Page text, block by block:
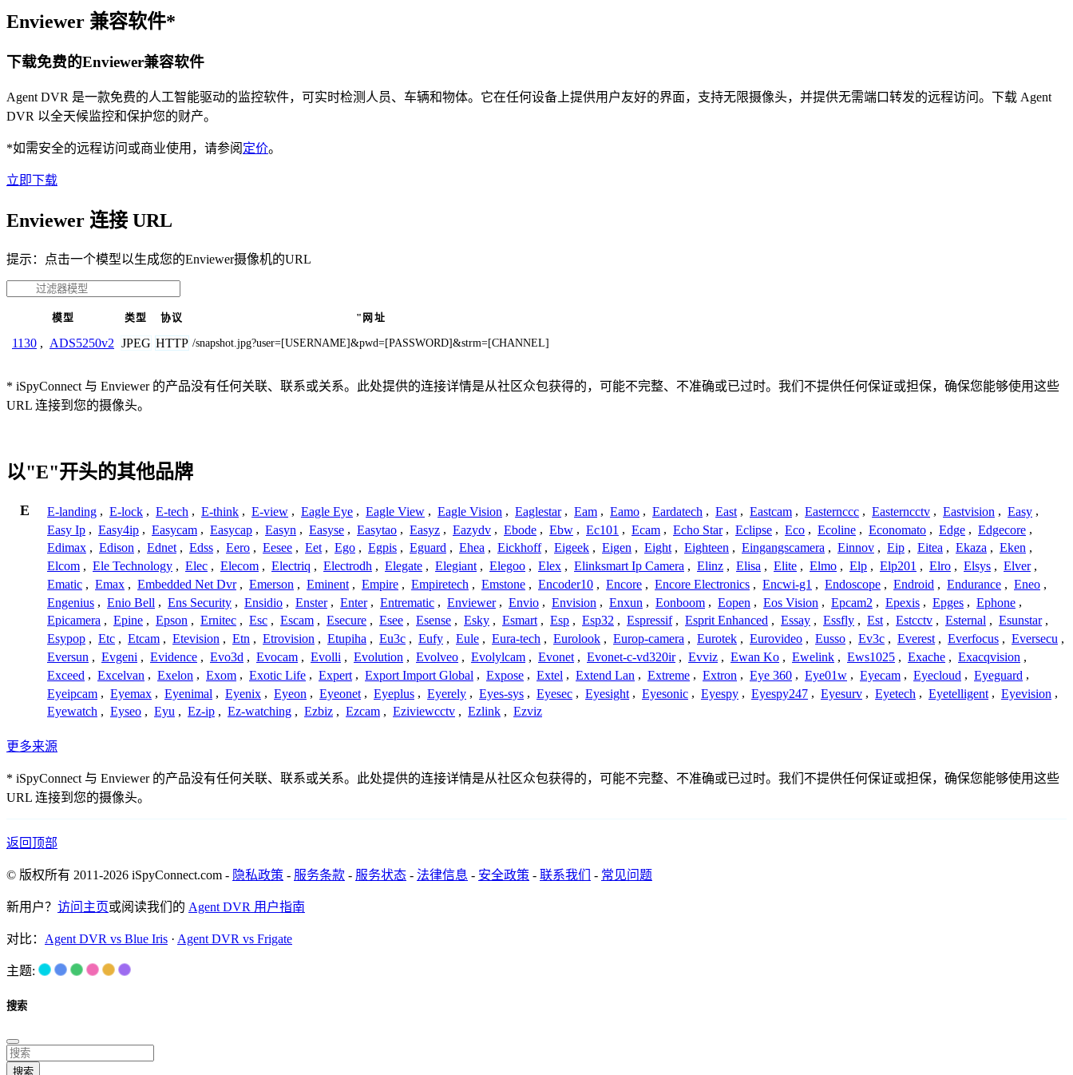
Enviewer 兼容软件*
下载免费的Enviewer兼容软件
Agent DVR 是一款免费的人工智能驱动的监控软件，可实时检测人员、车辆和物体。它在任何设备上提供用户友好的界面，支持无限摄像头，并提供无需端口转发的远程访问。下载 Agent
DVR 以全天候监控和保护您的财产。
*如需安全的远程访问或商业使用，请参阅 定价。
立即下载
Enviewer 连接 URL
提示：点击一个模型以生成您的Enviewer摄像机的URL
模型 类型 协议 "网址
1130 , ADS5250v2 JPEG HTTP /snapshot.jpg?user=[USERNAME]&pwd=[PASSWORD]&strm=[CHANNEL]
* iSpyConnect 与 Enviewer 的产品没有任何关联、联系或关系。此处提供的连接详情是从社区众包获得的，可能不完整、不准确或已过时。我们不提供任何保证或担保，确保您能够使用这些
URL 连接到您的摄像头。
以"E"开头的其他品牌
E E-landing , E-lock , E-tech , E-think , E-view , Eagle Eye , Eagle View , Eagle Vision , Eaglestar , Eam , Eamo , Eardatech , East , Eastcam , Easternccc , Easterncctv , Eastvision , Easy ,
Easy Ip , Easy4ip , Easycam , Easycap , Easyn , Easyse , Easytao , Easyz , Eazydv , Ebode , Ebw , Ec101 , Ecam , Echo Star , Eclipse , Eco , Ecoline , Economato , Edge , Edgecore ,
Edimax , Edison , Ednet , Edss , Eero , Eesee , Eet , Ego , Egpis , Eguard , Ehea , Eickhoff , Eigeek , Eigen , Eight , Eighteen , Eingangscamera , Einnov , Eip , Eitea , Ekaza , Eken ,
Elcom , Ele Technology , Elec , Elecom , Electriq , Electrodh , Elegate , Elegiant , Elegoo , Elex , Elinksmart Ip Camera , Elinz , Elisa , Elite , Elmo , Elp , Elp201 , Elro , Elsys , Elver ,
Ematic , Emax , Embedded Net Dvr , Emerson , Eminent , Empire , Empiretech , Emstone , Encoder10 , Encore , Encore Electronics , Encwi-g1 , Endoscope , Endroid , Endurance , Eneo ,
Engenius , Enio Bell , Ens Security , Ensidio , Enster , Enter , Entrematic , Enviewer , Envio , Envision , Enxun , Eonboom , Eopen , Eos Vision , Epcam2 , Epexis , Epges , Ephone ,
Epicamera , Epine , Epson , Ernitec , Esc , Escam , Esecure , Esee , Esense , Esky , Esmart , Esp , Esp32 , Espressif , Esprit Enhanced , Essay , Essfly , Est , Estcctv , Esternal , Esunstar ,
Esypop , Etc , Etcam , Etevision , Etn , Etrovision , Etupiha , Eu3c , Eufy , Eule , Eura-tech , Eurolook , Europ-camera , Eurotek , Eurovideo , Eusso , Ev3c , Everest , Everfocus , Eversecu ,
Eversun , Evgeni , Evidence , Evo3d , Evocam , Evolli , Evolution , Evolveo , Evolylcam , Evonet , Evonet-c-vd320ir , Evviz , Ewan Ko , Ewelink , Ews1025 , Exache , Exacqvision ,
Exceed , Excelvan , Exelon , Exom , Exotic Life , Expert , Export Import Global , Expose , Extel , Extend Lan , Extreme , Extron , Eye 360 , Eye01w , Eyecam , Eyecloud , Eyeguard ,
Eyeipcam , Eyemax , Eyenimal , Eyenix , Eyeon , Eyeonet , Eyeplus , Eyerely , Eyes-sys , Eyesec , Eyesight , Eyesonic , Eyespy , Eyespy247 , Eyesurv , Eyetech , Eyetelligent , Eyevision ,
Eyewatch , Eyseo , Eyu , Ez-ip , Ez-watching , Ezbiz , Ezcam , Eziviewcctv , Ezlink , Ezviz
更多来源
* iSpyConnect 与 Enviewer 的产品没有任何关联、联系或关系。此处提供的连接详情是从社区众包获得的，可能不完整、不准确或已过时。我们不提供任何保证或担保，确保您能够使用这些
URL 连接到您的摄像头。
返回顶部
© 版权所有 2011-2026 iSpyConnect.com - 隐私政策 - 服务条款 - 服务状态 - 法律信息 - 安全政策 - 联系我们 - 常见问题
新用户？ 访问主页或阅读我们的 Agent DVR 用户指南
对比： Agent DVR vs Blue Iris · Agent DVR vs Frigate
主题:
搜索
搜索